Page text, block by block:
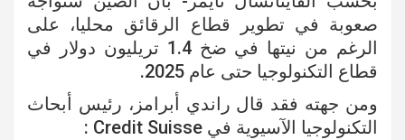
صعوبة في تطوير قطاع الرقائق محليا، على
الرغم من نيتها في ضخ 1.4 تريليون دولار في
قطاع التكنولوجيا حتى عام 2025.
ومن جهته فقد قال راندي أبرامز، رئيس أبحاث
التكنولوجيا الآسيوية في Credit Suisse :